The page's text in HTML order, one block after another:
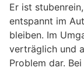
Er ist
entspannt im
bleiben. Im
verträglich und
Problem dar.